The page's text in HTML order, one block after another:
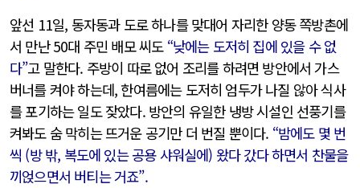
앞선 11일, 동자동과 도로 하나를 맞대어 자리한 양동 쪽방촌에
서 만난 50대 주민 배모 씨도 “낮에는 도저히 집에 있을 수 없
다”고 말한다. 주방이 따로 없어 조리를 하려면 방안에서 가스
버너를 켜야 하는데, 한여름에는 도저히 엄두가 나질 않아 식사
를 포기하는 일도 잦았다. 방안의 유일한 냉방 시설인 선풍기를
켜봐도 숨 막히는 뜨거운 공기만 더 번질 뿐이다. “밤에도 몇 번
씩 (방 밖, 복도에 있는 공용 샤워실에) 왔다 갔다 하면서 찬물을
끼얹으면서 버티는 거죠”.